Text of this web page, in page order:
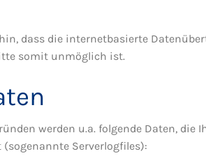
dass die internetbasierte
somit unmöglich ist.
werden u.a. folgende Daten, die
Serverlogfiles):